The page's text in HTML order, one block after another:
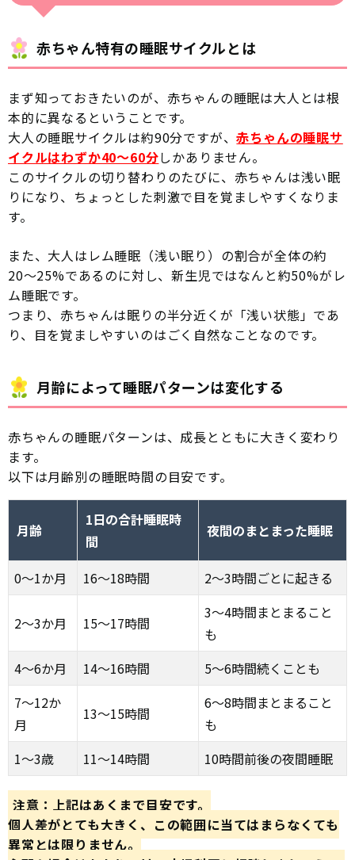
赤ちゃん特有の睡眠サイクルとは
まず知っておきたいのが、赤ちゃんの睡眠は大人とは根
本的に異なるということです。
大人の睡眠サイクルは約90分ですが、赤ちゃんの睡眠サ
イクルはわずか40〜60分しかありません。
このサイクルの切り替わりのたびに、赤ちゃんは浅い眠
りになり、ちょっとした刺激で目を覚ましやすくなりま
す。
また、大人はレム睡眠（浅い眠り）の割合が全体の約
20〜25%であるのに対し、新生児ではなんと約50%がレ
ム睡眠です。
つまり、赤ちゃんは眠りの半分近くが「浅い状態」であ
り、目を覚ましやすいのはごく自然なことなのです。
月齢によって睡眠パターンは変化する
赤ちゃんの睡眠パターンは、成長とともに大きく変わり
ます。
以下は月齢別の睡眠時間の目安です。
月齢
1日の合計睡眠時
間
夜間のまとまった睡眠
0〜1か月 16〜18時間 2〜3時間ごとに起きる
2〜3か月 15〜17時間
3〜4時間まとまること
も
4〜6か月
14〜16時間
5〜6時間続くことも
7〜12か
月
13〜15時間
6〜8時間まとまること
も
1〜3歳
11〜14時間 10時間前後の夜間睡眠
注意：上記はあくまで目安です。
個人差がとても大きく、この範囲に当てはまらなくても
異常とは限りません。